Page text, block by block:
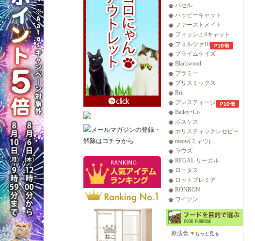
バセル
ハッピーキャット
ファーストメイト
フィッシュ4キャット
フォルツァ10
プライムケイズ
Blackwood
プラミー
ブリスミックス
Brit
プレスティージ
Bailey+Co
ボスケス
ホリスティックレセピー
meow(ミャウ)
ラウズ
REGAL リーガル
ロータス
ロットプレミア
RONRON
ワイソン
療法食 ▼ もっと見る